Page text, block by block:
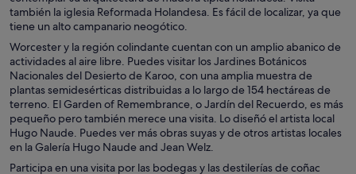
también la iglesia Reformada Holandesa. Es fácil de localizar, ya que
tiene un alto campanario neogótico.
Worcester y la región colindante cuentan con un amplio abanico de
actividades al aire libre. Puedes visitar los Jardines Botánicos
Nacionales del Desierto de Karoo, con una amplia muestra de
plantas semidesérticas distribuidas a lo largo de 154 hectáreas de
terreno. El Garden of Remembrance, o Jardín del Recuerdo, es más
pequeño pero también merece una visita. Lo diseñó el artista local
Hugo Naude. Puedes ver más obras suyas y de otros artistas locales
en la Galería Hugo Naude and Jean Welz.
Participa en una visita por las bodegas y las destilerías de coñac